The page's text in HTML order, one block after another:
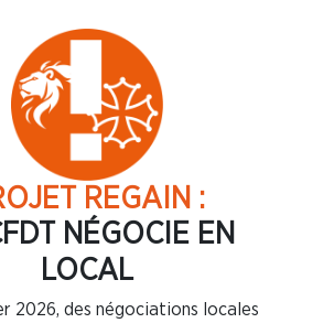
REGAIN :
NÉGOCIE EN
LOCAL
2026, des négociations locales